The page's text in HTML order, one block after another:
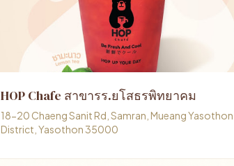
HOP Chafe สาขารร.ยโสธรพิทยาคม
18-20 Chaeng Sanit Rd, Samran, Mueang Yasothon
District, Yasothon 35000